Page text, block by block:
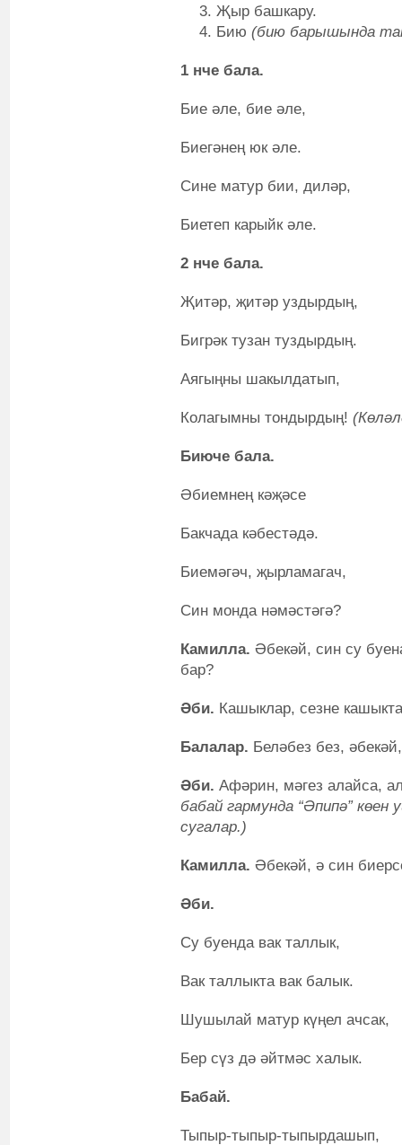
Җыр башкару.
Бию (бию барышында
1 нче бала.
Бие әле, бие әле,
Биегәнең юк әле.
Сине матур бии, диләр,
Биетеп карыйк әле.
2 нче бала.
Җитәр, җитәр уздырдың,
Бигрәк тузан туздырдың.
Аягыңны шакылдатып,
Колагымны тондырдың!
Биюче бала.
Әбиемнең кәҗәсе
Бакчада кәбестәдә.
Биемәгәч, җырламагач,
Син монда нәмәстәгә?
Камилла. Әбекәй, син су
бар?
Әби. Кашыклар, сезне
Балалар. Беләбез без,
Әби. Афәрин, мәгез алайса,
бабай гармунда “Әпипә”
сугалар.)
Камилла. Әбекәй, ә син
Әби.
Су буенда вак таллык,
Вак таллыкта вак балык.
Шушылай матур күңел ачсак,
Бер сүз дә әйтмәс халык.
Бабай.
Тыпыр-тыпыр-тыпырдашып,